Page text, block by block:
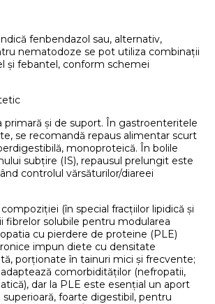
fenbendazol sau, alternativ,
nematodoze se pot utiliza combinații
și febantel, conform schemei
primară și de suport. În gastroenteritele
se recomandă repaus alimentar scurt
monoproteică. În bolile
subțire (IS), repausul prelungit este
controlul vărsăturilor/diareei
(în special fracțiilor lipidică și
fibrelor solubile pentru modularea
cu pierdere de proteine (PLE)
impun diete cu densitate
porționate în tainuri mici și frecvente;
comorbidităților (nefropatii,
dar la PLE este esențial un aport
foarte digestibil, pentru